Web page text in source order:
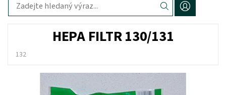
HEPA FILTR 130/131
132